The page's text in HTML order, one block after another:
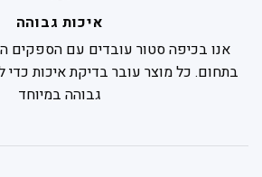
איכות גבוהה
אנו בכיפה סטור עובדים עם הספקים
בתחום. כל מוצר עובר בדיקת איכות כדי
גבוהה במיוחד